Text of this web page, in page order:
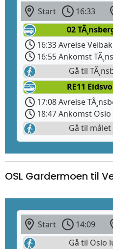
Start 16:33
02
16:33 Avreise
16:55 Ankomst
Gå til
RE11
17:08 Avreise
18:47 Ankomst
Gå til målet
OSL Gardermoen til
Start 14:09
Gå til Oslo